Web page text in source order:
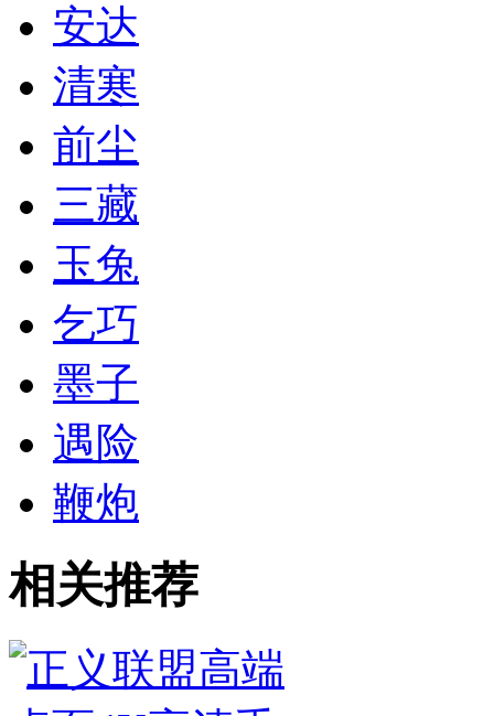
安达
清寒
前尘
三藏
玉兔
乞巧
墨子
遇险
鞭炮
相关推荐